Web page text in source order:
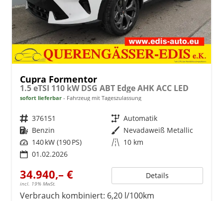
Cupra Formentor
1.5 eTSI 110 kW DSG ABT Edge AHK ACC LED
sofort lieferbar Fahrzeug mit Tageszulassung
Fahrzeugnr. 376151 Getriebe Automatik
Kraftstoff Benzin Außenfarbe Nevadaweiß Metallic
Leistung 140 kW (190 PS) Kilometerstand 10 km
01.02.2026
34.940,– €
incl. 19% MwSt.
Details
Verbrauch kombiniert: 6,20 l/100km